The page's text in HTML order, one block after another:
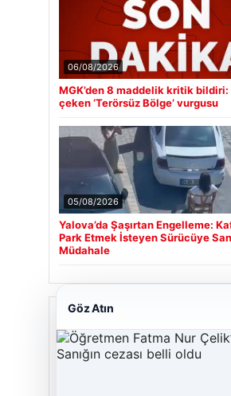
06/08/2026
MGK’den 8 maddelik kritik
çeken ‘Terörsüz Bölge’ vurgusu
05/08/2026
Yalova’da Şaşırtan Engelleme:
Park Etmek İsteyen Sürücüye
Müdahale
Son Eklenen Firmalar
Cengiz Sigorta
Göz Atın